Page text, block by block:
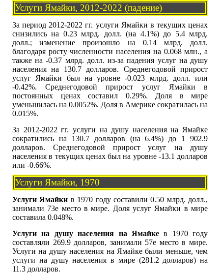
Услуги Ямайки, 2012-2022 (падение)
За период 2012-2022 гг. услуги Ямайки в текущих ценах
снизились на 0.23 млрд. долл. (на 4.1%) до 5.4 млрд.
долл.; изменение произошло на 0.14 млрд. долл.
благодаря росту численности населения на 0.068 млн., а
также на -0.37 млрд. долл. из-за падения услуг на душу
населения на 130.7 долларов. Среднегодовой прирост
услуг Ямайки был на уровне -0.023 млрд. долл. или
-0.42%. Среднегодовой прирост услуг Ямайки в
постоянных ценах составил 0.29%. Доля в мире
уменьшилась на 0.0052%. Доля в Америке сократилась на
0.015%.
За 2012-2022 гг. услуги на душу населения на Ямайке
сократились на 130.7 долларов (на 6.4%) до 1 902.9
долларов. Среднегодовой прирост услуг на душу
населения в текущих ценах был на уровне -13.1 долларов
или -0.66%.
Услуги Ямайки, 1970
Услуги Ямайки в 1970 году составили 0.50 млрд. долл.,
занимали 73е место в мире. Доля услуг Ямайки в мире
составила 0.048%.
Услуги на душу населения на Ямайкев 1970 году
составляли 269.9 долларов, занимали 57е место в мире.
Услуги на душу населения на Ямайке были меньше, чем
услуги на душу населения в мире (281.2 долларов) на
11.3 долларов.